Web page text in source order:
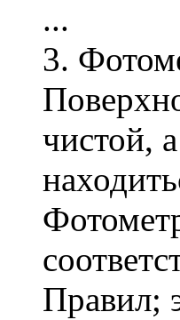
...
3.
чистой,
Правил;